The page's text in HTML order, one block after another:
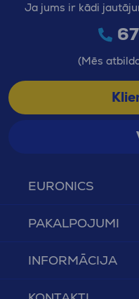
EURONICS
PAKALPOJUMI
INFORMĀCIJA
Ja jums ir kādi
(Mēs